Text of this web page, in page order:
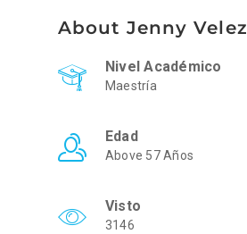
About Jenny Velez
Nivel Académico
Maestría
Edad
Above 57 Años
Visto
3146